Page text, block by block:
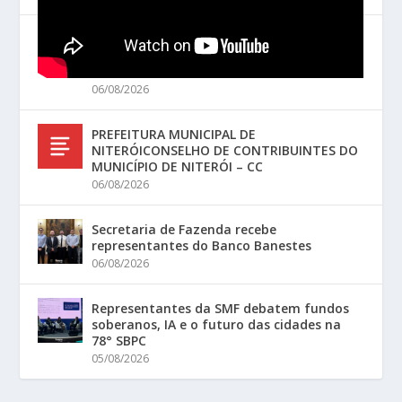
PREFEITURA MUNICIPAL DE
NITERÓICONSELHO DE CONTRIBUINTES DO
06/08/2026
PREFEITURA MUNICIPAL DE
NITERÓICONSELHO DE CONTRIBUINTES DO
MUNICÍPIO DE NITERÓI – CC
06/08/2026
Secretaria de Fazenda recebe
representantes do Banco Banestes
06/08/2026
Representantes da SMF debatem fundos
soberanos, IA e o futuro das cidades na
78° SBPC
05/08/2026